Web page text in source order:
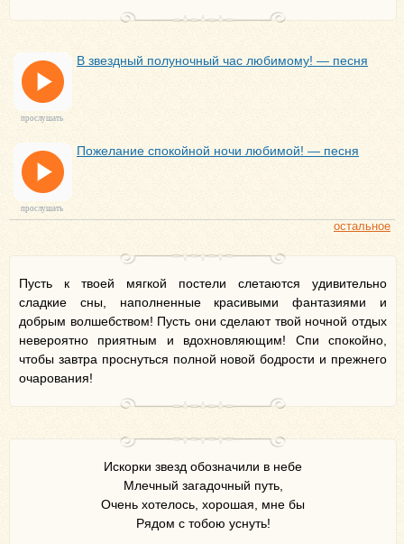
В звездный полуночный час любимому! — песня
прослушать
Пожелание спокойной ночи любимой! — песня
прослушать
остальное
Пусть к твоей мягкой постели слетаются удивительно
сладкие сны, наполненные красивыми фантазиями и
добрым волшебством! Пусть они сделают твой ночной отдых
невероятно приятным и вдохновляющим! Спи спокойно,
чтобы завтра проснуться полной новой бодрости и прежнего
очарования!
Искорки звезд обозначили в небе
Млечный загадочный путь,
Очень хотелось, хорошая, мне бы
Рядом с тобою уснуть!